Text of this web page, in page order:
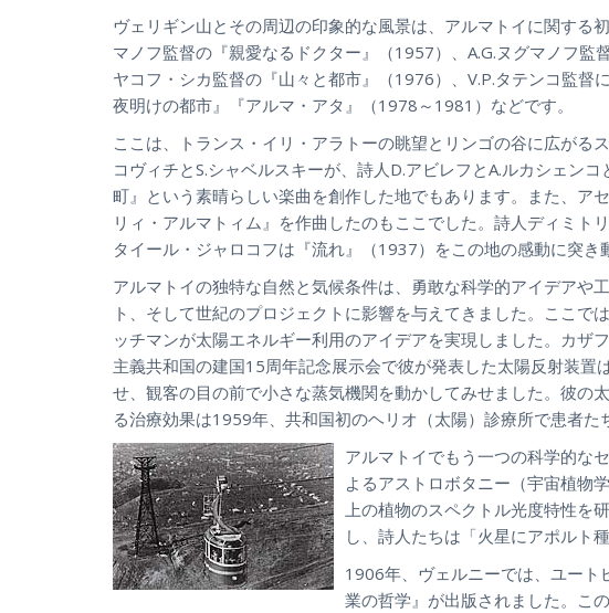
ヴェリギン山とその周辺の印象的な風景は、アルマトイに関する
マノフ監督の『親愛なるドクター』（1957）、A.G.ヌグマノフ監
ヤコフ・シカ監督の『山々と都市』（1976）、V.P.タテンコ監督
夜明けの都市』『アルマ・アタ』（1978～1981）などです。
ここは、トランス・イリ・アラトーの眺望とリンゴの谷に広がる
コヴィチとS.シャベルスキーが、詩人D.アビレフとA.ルカシェン
町』という素晴らしい楽曲を創作した地でもあります。また、ア
リィ・アルマトィム』を作曲したのもここでした。詩人ディミト
タイール・ジャロコフは『流れ』（1937）をこの地の感動に突き
アルマトイの独特な自然と気候条件は、勇敢な科学的アイデアや
ト、そして世紀のプロジェクトに影響を与えてきました。ここで
ッチマンが太陽エネルギー利用のアイデアを実現しました。カザ
主義共和国の建国15周年記念展示会で彼が発表した太陽反射装置
せ、観客の目の前で小さな蒸気機関を動かしてみせました。彼の
る治療効果は1959年、共和国初のヘリオ（太陽）診療所で患者た
アルマトイでもう一つの科学的な
よるアストロボタニー（宇宙植物
上の植物のスペクトル光度特性を
し、詩人たちは「火星にアポルト
1906年、ヴェルニーでは、ユート
業の哲学』が出版されました。こ